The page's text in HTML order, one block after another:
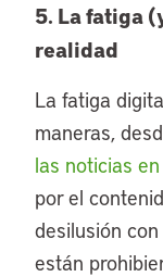
5. La fatiga
realidad
La fatiga
maneras,
las noticias
por el
desilusión
están